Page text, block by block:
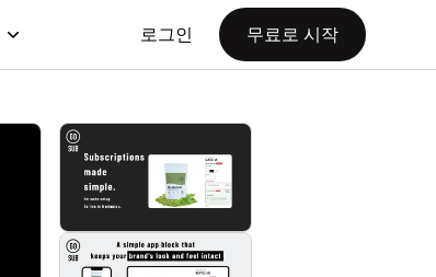
로그인 무료로 시작